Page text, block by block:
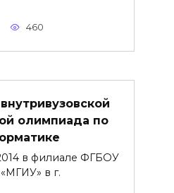
460
олимпиада по
в филиале ФГБОУ
в г.